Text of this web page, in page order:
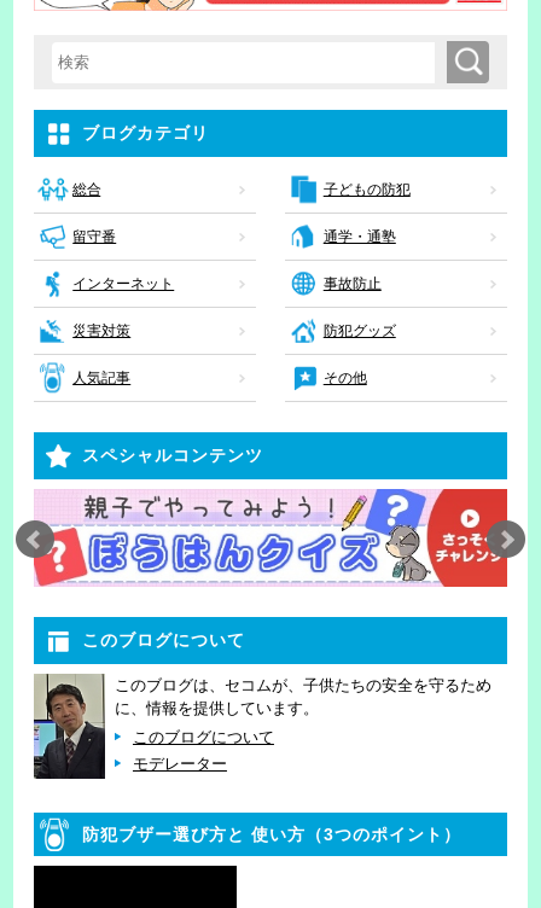
検索キーワード入力 検索
ブログカテゴリ
総合 子どもの防犯
留守番 通学・通塾
インターネット 事故防止
災害対策 防犯グッズ
人気記事 その他
スペシャルコンテンツ
このブログについて
このブログは、セコムが、子供たちの安全を守るため
に、情報を提供しています。
このブログについて
モデレーター
防犯ブザー選び方と 使い方（3つのポイント）